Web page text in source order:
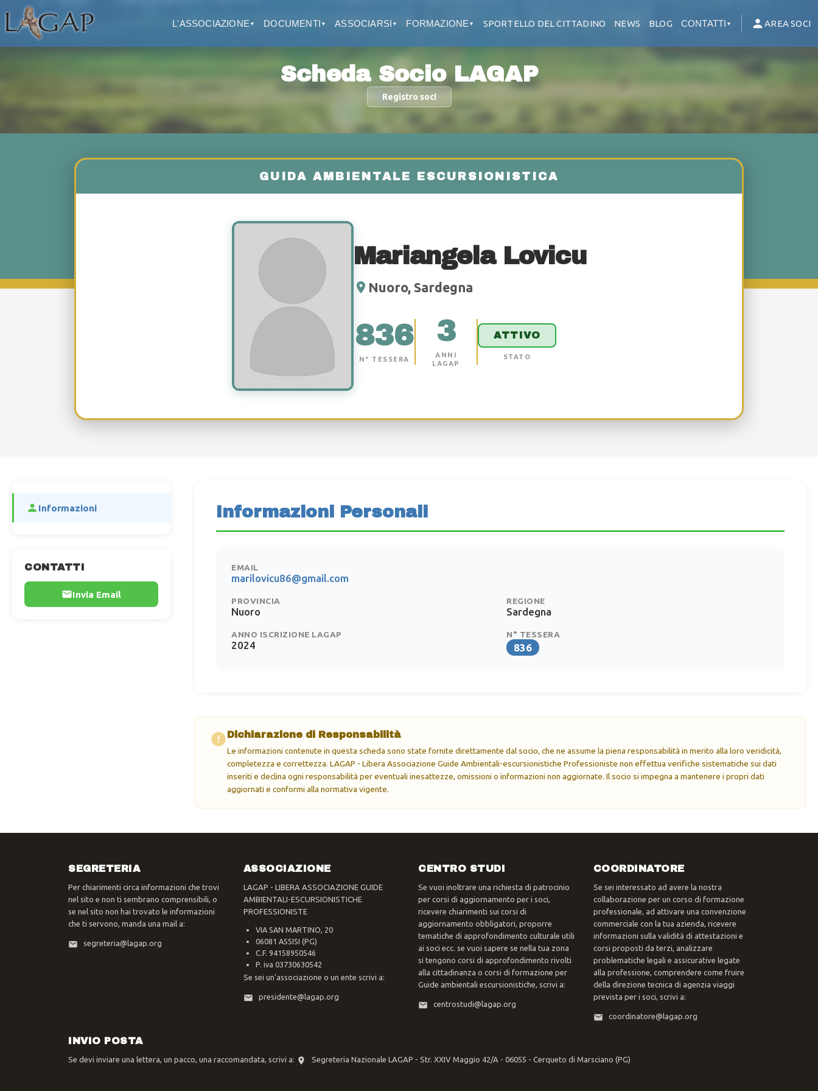
L'ASSOCIAZIONE ▼ DOCUMENTI ▼ ASSOCIARSI ▼ FORMAZIONE ▼ SPORTELLO DEL CITTADINO NEWS BLOG CONTATTI ▼ AREA SOCI
Scheda Socio LAGAP
Registro soci
Mariangela Lovicu
Nuoro, Sardegna
836
N° TESSERA
3
ANNI
LAGAP
ATTIVO
STATO
Informazioni
CONTATTI
Invia Email
Informazioni Personali
EMAIL
marilovicu86@gmail.com
PROVINCIA
Nuoro
REGIONE
Sardegna
ANNO ISCRIZIONE LAGAP
2024
N° TESSERA
836
Dichiarazione di Responsabilità
Le informazioni contenute in questa scheda sono state fornite direttamente dal socio, che ne assume la piena responsabilità in merito alla loro veridicità,
completezza e correttezza. LAGAP - Libera Associazione Guide Ambientali-escursionistiche Professioniste non effettua verifiche sistematiche sui dati
inseriti e declina ogni responsabilità per eventuali inesattezze, omissioni o informazioni non aggiornate. Il socio si impegna a mantenere i propri dati
aggiornati e conformi alla normativa vigente.
SEGRETERIA
Per chiarimenti circa informazioni che trovi
nel sito e non ti sembrano comprensibili, o
se nel sito non hai trovato le informazioni
che ti servono, manda una mail a:
segreteria@lagap.org
ASSOCIAZIONE
LAGAP - LIBERA ASSOCIAZIONE GUIDE
AMBIENTALI-ESCURSIONISTICHE
PROFESSIONISTE
VIA SAN MARTINO, 20
06081 ASSISI (PG)
C.F. 94158950546
P. iva 03730630542
Se sei un'associazione o un ente scrivi a:
presidente@lagap.org
CENTRO STUDI
Se vuoi inoltrare una richiesta di patrocinio
per corsi di aggiornamento per i soci,
ricevere chiarimenti sui corsi di
aggiornamento obbligatori, proporre
tematiche di approfondimento culturale utili
ai soci ecc. se vuoi sapere se nella tua zona
si tengono corsi di approfondimento rivolti
alla cittadinanza o corsi di formazione per
Guide ambientali escursionistiche, scrivi a:
centrostudi@lagap.org
COORDINATORE
Se sei interessato ad avere la nostra
collaborazione per un corso di formazione
professionale, ad attivare una convenzione
commerciale con la tua azienda, ricevere
informazioni sulla validità di attestazioni e
corsi proposti da terzi, analizzare
problematiche legali e assicurative legate
alla professione, comprendere come fruire
della direzione tecnica di agenzia viaggi
prevista per i soci, scrivi a:
coordinatore@lagap.org
INVIO POSTA
Se devi inviare una lettera, un pacco, una raccomandata, scrivi a: Segreteria Nazionale LAGAP - Str. XXIV Maggio 42/A - 06055 - Cerqueto di Marsciano (PG)